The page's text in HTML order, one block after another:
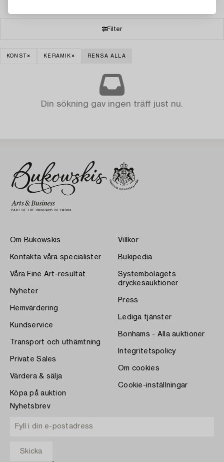
Filter
KONST KERAMIK RENSA ALLA
Din sökning gav ingen träff just nu.
Om Bukowskis
Kontakta våra specialister
Våra Fine Art-resultat
Nyheter
Hemvärdering
Kundservice
Transport och uthämtning
Private Sales
Värdera & sälja
Köpa på auktion
Villkor
Bukipedia
Systembolagets
dryckesauktioner
Press
Lediga tjänster
Bonhams - Alla auktioner
Integritetspolicy
Om cookies
Cookie-inställningar
Nyhetsbrev